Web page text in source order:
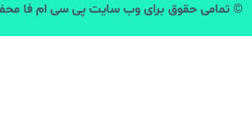
برای وب سایت پی سی ام فا محفوظ است. 2005 – 2025